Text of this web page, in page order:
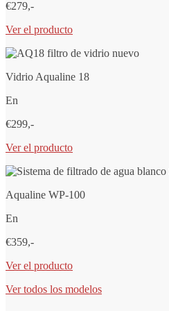
€279,-
Ver el producto
Vidrio Aqualine 18
En
€299,-
Ver el producto
Aqualine WP-100
En
€359,-
Ver el producto
Ver todos los modelos